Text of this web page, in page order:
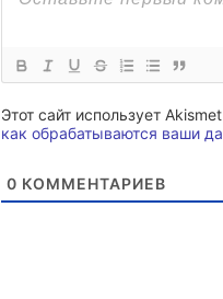
Этот сайт использует
как обрабатываются ваши
0 КОММЕНТАРИЕВ